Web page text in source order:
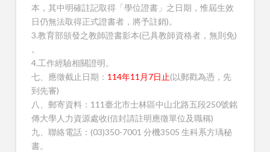
本，其中明確註記取得「學位證書」之日期，惟屆生效
日仍無法取得正式證書者，將予註銷)。
3.教育部頒發之教師證書影本(已具教師資格者，無則免)
。
4.工作經驗相關證明。
七、應徵截止日期： 114年11月7日止(以郵戳為憑，先
到先審)
八、郵寄資料：111臺北市士林區中山北路五段250號銘
傳大學人力資源處收(信封請註明應徵單位及職稱)
九、聯絡電話：(03)350-7001 分機3505 生科系方瑀秘
書。